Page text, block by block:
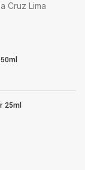
Cruz Lima
25ml